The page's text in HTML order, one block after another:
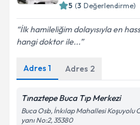
bilgilendireceğiz.
E-posta Adresiniz
Kişisel verilerimin
Metni 'ni okudum ve
kapsamda işlenmesini
5 (3 Değerlendirme)
İlk hamileliğim dolayısıyla en
hangi doktor ile...
Adres 1 Adres 2
Tınaztepe Buca Tıp Merkezi
Buca Osb, İnkılap Mahallesi
yanı No:2, 35380